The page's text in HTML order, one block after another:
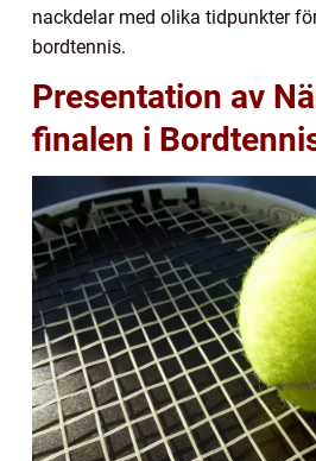
nackdelar med olika tidpunkter
bordtennis.
Presentation av
finalen i